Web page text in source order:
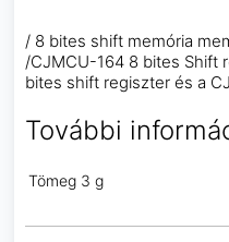
/ 8 bites shift memória
/CJMCU-164 8 bites Shift
bites shift regiszter és a
További
Tömeg 3 g